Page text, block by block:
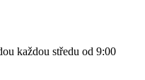
každou středu od 9:00